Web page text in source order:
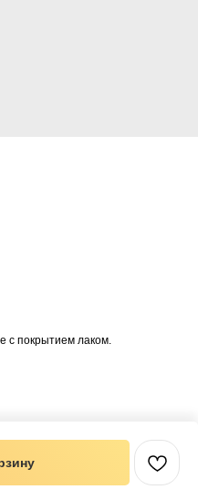
с покрытием лаком.